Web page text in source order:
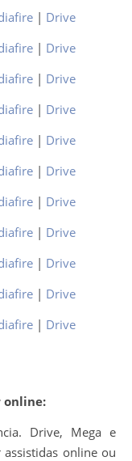
| Drive
| Drive
| Drive
| Drive
| Drive
| Drive
| Drive
| Drive
| Drive
| Drive
| Drive
online:
Drive, Mega e
online ou